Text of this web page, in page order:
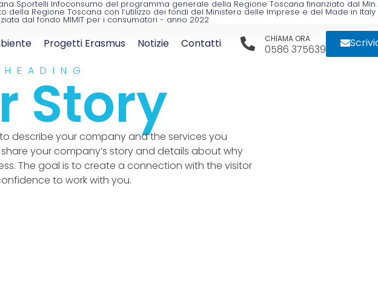
Sportelli Infoconsumo del programma generale della Regione Toscana finanziato dal Min.
della Regione Toscana con l’utilizzo dei fondi del Ministero delle Imprese e del Made in Italy
dal fondo MIMIT per i consumatori - anno 2022
Progetti Erasmus Notizie Contatti CHIAMA ORA
0586 375639
Story
describe your company and the services you
your company’s story and details about why
The goal is to create a connection with the visitor
to work with you.